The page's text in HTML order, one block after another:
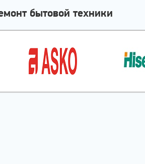
бытовой техники